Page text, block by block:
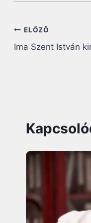
Bejegyzés
navigáció
ELŐZŐ
Ima Szent István